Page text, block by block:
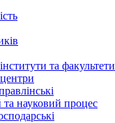
та факультети
науковий процес